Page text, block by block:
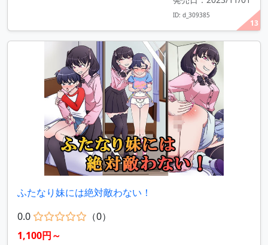
13
ID: d_309385
ふたなり妹には絶対敵わない！
0.0
（0）
1,100円～